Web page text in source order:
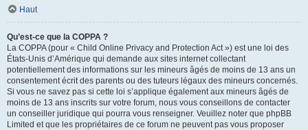
Haut
Qu’est-ce que la COPPA ?
La COPPA (pour « Child Online Privacy and Protection Act ») est une loi des
États-Unis d’Amérique qui demande aux sites internet collectant
potentiellement des informations sur les mineurs âgés de moins de 13 ans un
consentement écrit des parents ou des tuteurs légaux des mineurs concernés.
Si vous ne savez pas si cette loi s’applique également aux mineurs âgés de
moins de 13 ans inscrits sur votre forum, nous vous conseillons de contacter
un conseiller juridique qui pourra vous renseigner. Veuillez noter que phpBB
Limited et que les propriétaires de ce forum ne peuvent pas vous proposer